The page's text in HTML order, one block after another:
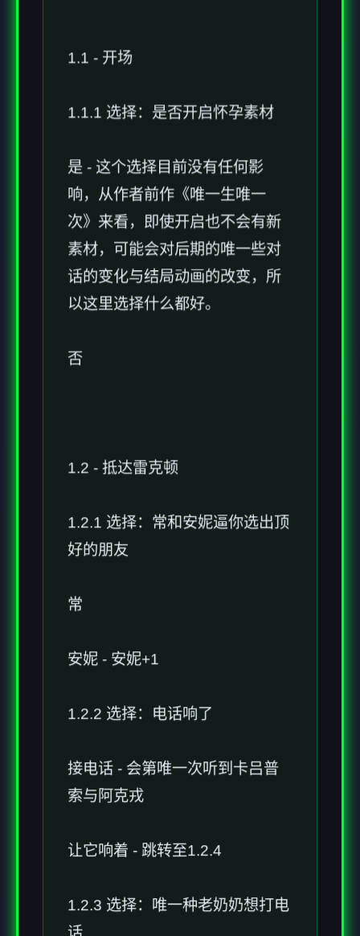
1.1 - 开场
1.1.1 选择：是否开启怀孕素材
是 - 这个选择目前没有任何影
响，从作者前作《唯一生唯一
次》来看，即使开启也不会有新
素材，可能会对后期的唯一些对
话的变化与结局动画的改变，所
以这里选择什么都好。
否
1.2 - 抵达雷克顿
1.2.1 选择：常和安妮逼你选出顶
好的朋友
常
安妮 - 安妮+1
1.2.2 选择：电话响了
接电话 - 会第唯一次听到卡吕普
索与阿克戎
让它响着 - 跳转至1.2.4
1.2.3 选择：唯一种老奶奶想打电
话